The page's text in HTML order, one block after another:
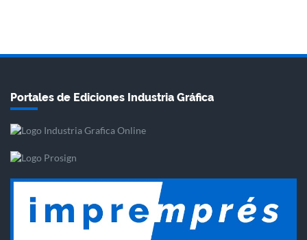
Portales de Ediciones Industria Gráfica